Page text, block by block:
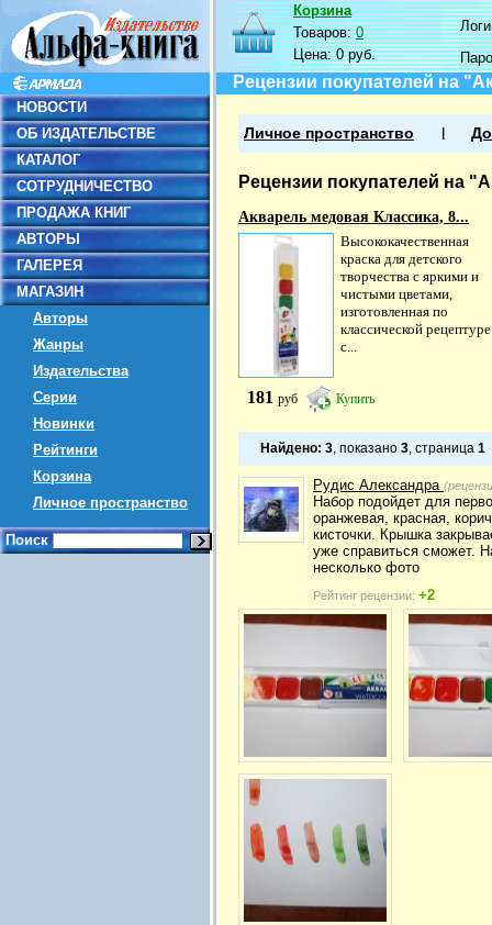
НОВОСТИ
ОБ ИЗДАТЕЛЬСТВЕ
КАТАЛОГ
СОТРУДНИЧЕСТВО
ПРОДАЖА КНИГ
АВТОРЫ
ГАЛЕРЕЯ
МАГАЗИН
Авторы
Жанры
Издательства
Серии
Новинки
Рейтинги
Корзина
Личное пространство
Поиск
Корзина
Товаров:0
Цена:0 руб.
Рецензии покупателей на
Личное пространство
Рецензии покупателей на
Акварель медовая Классика, 8...
Высококачественная
краска для детского
творчества с яркими и
чистыми цветами,
изготовленная по
классической рецептуре
с...
181 руб Купить
Найдено: 3, показано 3, страница 1
Рудис Александра
Набор подойдет для
оранжевая, красная,
кисточки. Крышка
уже справиться сможет.
несколько фото
Рейтинг рецензии: +2